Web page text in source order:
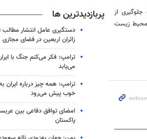
از
محیط زیست
پربازدیدترین ها
دستگیری عامل انتشار مطالب
زائران اربعین در فضای مجازی
ترامپ: فکر می‌کنم جنگ با
می‌یابد
ترامپ: همه چیز درباره ایران
خوب پیش می‌رود
امضای توافق دفاعی بین
پاکستان